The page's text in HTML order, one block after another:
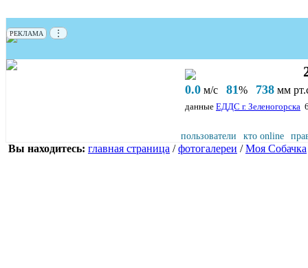
РЕКЛАМА ⋮
0.0 м/с 81% 738 мм
данные ЕДДС г. Зеленогорска
пользователи кто online
Вы находитесь: главная страница /фотогалереи /Моя Собачка